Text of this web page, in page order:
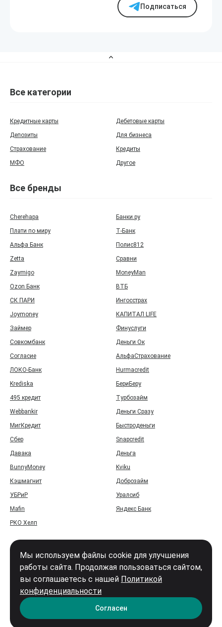
Подписаться
Все категории
Кредитные карты
Дебетовые карты
Депозиты
Для бизнеса
Страхование
Кредиты
МФО
Другое
Все бренды
Cherehapa
Банки.ру
Плати по миру
Т‑Банк
Альфа Банк
Полис812
Zetta
Сравни
Zaymigo
MoneyMan
Ozon Банк
ВТБ
СК ПАРИ
Ингосстрах
Joymoney
КАПИТАЛ LIFE
Займер
Финуслуги
Совкомбанк
Деньги Ок
Согласие
АльфаСтрахование
ЛОКО-Банк
Hurmacredit
Krediska
БериБеру
495 кредит
Турбозайм
Webbankir
Деньги Сразу
МигКредит
Быстроденьги
Сбер
Snapcredit
Давака
Деньга
BunnyMoney
Kviku
Кэшмагнит
Доброзайм
УБРиР
Уралсиб
Mafin
Яндекс Банк
РКО Хелп
Карта сайта
Мы используем файлы cookie для улучшения
работы сайта. Продолжая пользоваться сайтом,
вы соглашаетесь с нашей Политикой
конфиденциальности
Согласен